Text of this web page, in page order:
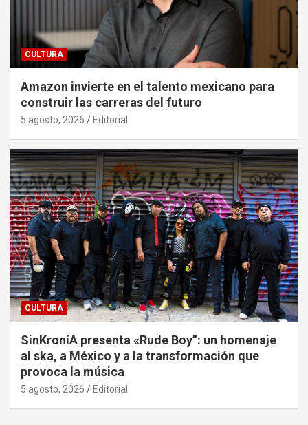
CULTURA
Amazon invierte en el talento mexicano para
construir las carreras del futuro
5 agosto, 2026 Editorial
CULTURA
SinKroníA presenta «Rude Boy”: un homenaje
al ska, a México y a la transformación que
provoca la música
5 agosto, 2026 Editorial